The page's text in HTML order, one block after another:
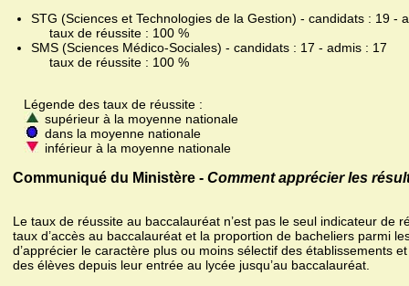
STG (Sciences et Technologies de la Gestion) - candidats : 19 -
taux de réussite : 100 %
SMS (Sciences Médico-Sociales) - candidats : 17 - admis : 17
taux de réussite : 100 %
Légende des taux de réussite :
supérieur à la moyenne nationale
dans la moyenne nationale
inférieur à la moyenne nationale
Communiqué du Ministère - Comment apprécier les
Le taux de réussite au baccalauréat n’est pas le seul indicateur de
taux d’accès au baccalauréat et la proportion de bacheliers parmi
d’apprécier le caractère plus ou moins sélectif des établissements
des élèves depuis leur entrée au lycée jusqu’au baccalauréat.